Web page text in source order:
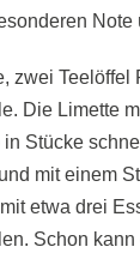
Note
zwei Teelöffel
Die Limette
Stücke
mit einem
etwa drei
Schon